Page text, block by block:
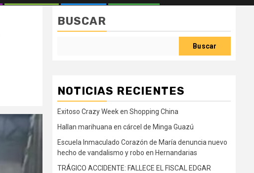
BUSCAR
Buscar
NOTICIAS RECIENTES
Exitoso Crazy Week en Shopping China
Hallan marihuana en cárcel de Minga Guazú
Escuela Inmaculado Corazón de María denuncia nuevo
hecho de vandalismo y robo en Hernandarias
TRÁGICO ACCIDENTE: FALLECE EL FISCAL EDGAR